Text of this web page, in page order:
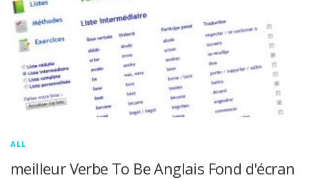
ALL
meilleur Verbe To Be Anglais Fond d'écran